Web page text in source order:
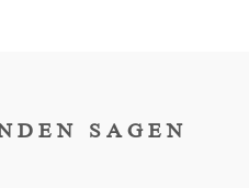
SAGEN